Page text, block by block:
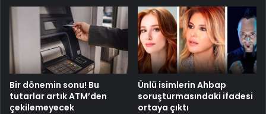
Bir dönemin sonu! Bu
tutarlar artık ATM’den
çekilemeyecek
Ünlü isimlerin Ahbap
soruşturmasındaki ifadesi
ortaya çıktı